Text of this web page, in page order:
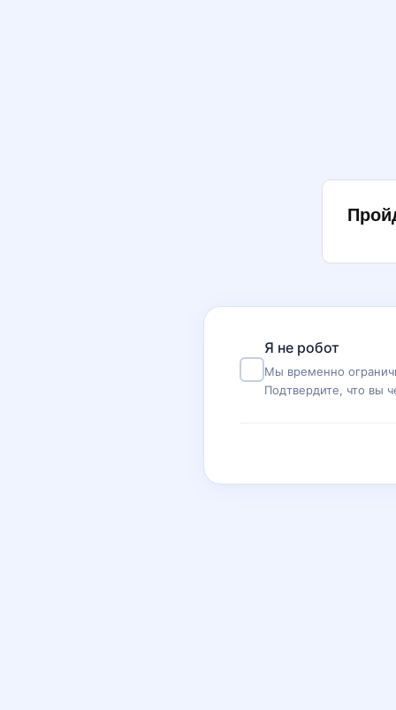
Я не робот
Мы временно
Подтвердите, что вы